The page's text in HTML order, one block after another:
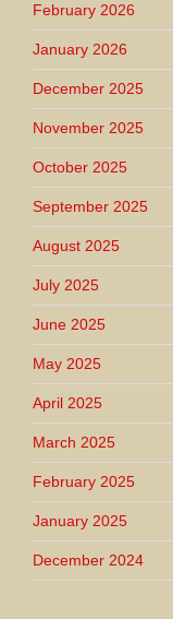
February 2026
January 2026
December 2025
November 2025
October 2025
September 2025
August 2025
July 2025
June 2025
May 2025
April 2025
March 2025
February 2025
January 2025
December 2024